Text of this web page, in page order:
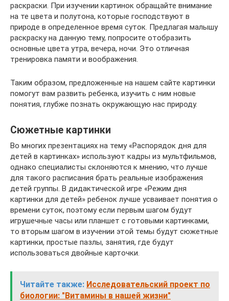
раскраски. При изучении картинок обращайте внимание
на те цвета и полутона, которые господствуют в
природе в определенное время суток. Предлагая малышу
раскраску на данную тему, попросите отобразить
основные цвета утра, вечера, ночи. Это отличная
тренировка памяти и воображения.
Таким образом, предложенные на нашем сайте картинки
помогут вам развить ребенка, изучить с ним новые
понятия, глубже познать окружающую нас природу.
Сюжетные картинки
Во многих презентациях на тему «Распорядок дня для
детей в картинках» используют кадры из мультфильмов,
однако специалисты склоняются к мнению, что лучше
для такого расписания брать реальные изображения
детей группы. В дидактической игре «Режим дня
картинки для детей» ребенок лучше усваивает понятия о
времени суток, поэтому если первым шагом будут
игрушечные часы или планшет с готовыми картинками,
то вторым шагом в изучении этой темы будут сюжетные
картинки, простые пазлы, занятия, где будут
использоваться двойные карточки.
Читайте также: Исследовательский проект по
биологии: "Витамины в нашей жизни"